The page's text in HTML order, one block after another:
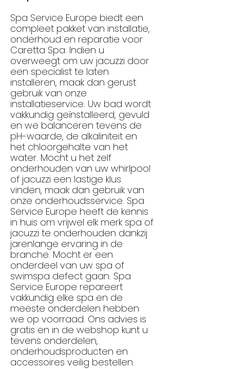
Spa Service Europe biedt een
compleet pakket van installatie,
onderhoud en reparatie voor
Caretta Spa. Indien u
overweegt om uw jacuzzi door
een specialist te laten
installeren, maak dan gerust
gebruik van onze
installatieservice. Uw bad wordt
vakkundig geïnstalleerd, gevuld
en we balanceren tevens de
pH-waarde, de alkaliniteit en
het chloorgehalte van het
water. Mocht u het zelf
onderhouden van uw whirlpool
of jacuzzi een lastige klus
vinden, maak dan gebruik van
onze onderhoudsservice. Spa
Service Europe heeft de kennis
in huis om vrijwel elk merk spa of
jacuzzi te onderhouden dankzij
jarenlange ervaring in de
branche. Mocht er een
onderdeel van uw spa of
swimspa defect gaan. Spa
Service Europe repareert
vakkundig elke spa en de
meeste onderdelen hebben
we op voorraad. Ons advies is
gratis en in de webshop kunt u
tevens onderdelen,
onderhoudsproducten en
accessoires veilig bestellen.